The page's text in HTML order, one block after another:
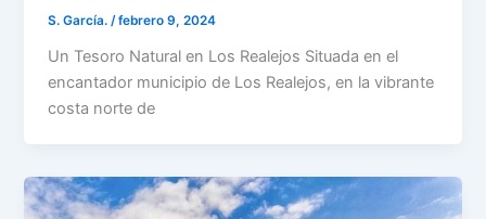
S. García. /febrero 9, 2024
Un Tesoro Natural en Los Realejos Situada en el
encantador municipio de Los Realejos, en la vibrante
costa norte de